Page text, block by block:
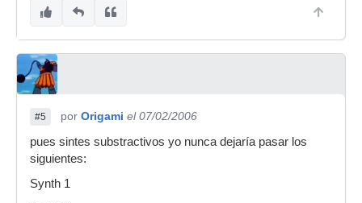
#5 por Origami el 07/02/2006
pues sintes substractivos yo nunca dejaría pasar los
siguientes:
Synth 1